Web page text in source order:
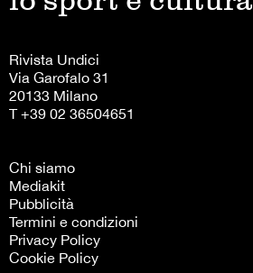
Rivista Undici
Via Garofalo 31
20133 Milano
T +39 02 36504651
Chi siamo
Mediakit
Pubblicità
Termini e condizioni
Privacy Policy
Cookie Policy